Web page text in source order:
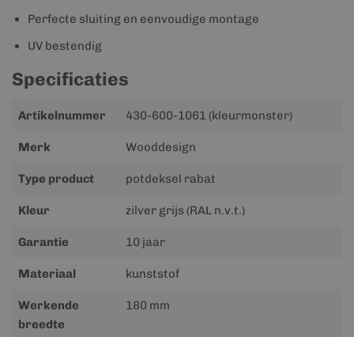
Perfecte sluiting en eenvoudige montage
UV bestendig
Specificaties
Meer
Artikelnummer 430-600-1061 (kleurmonster)
Merk Wooddesign
Type product potdeksel rabat
Kleur zilver grijs (RAL n.v.t.)
Garantie 10 jaar
Materiaal kunststof
Werkende
breedte
180 mm